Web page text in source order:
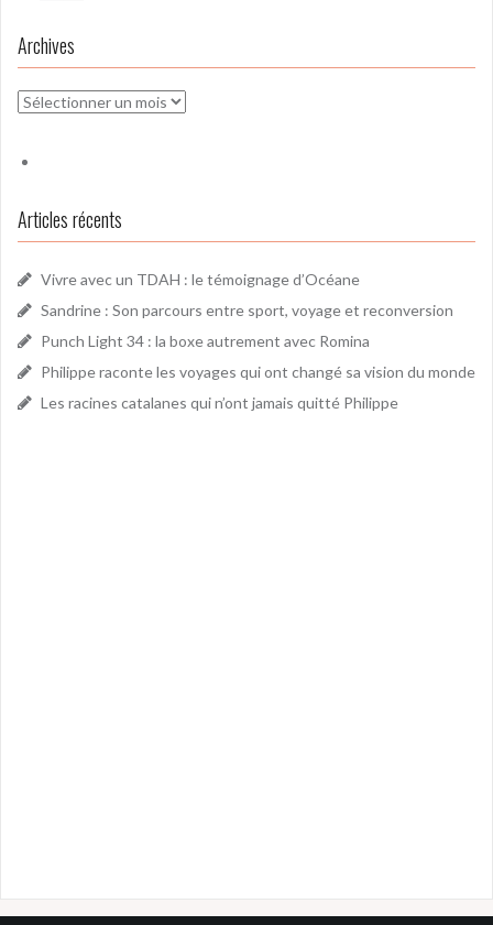
Archives
Archives
Articles récents
Vivre avec un TDAH : le témoignage d’Océane
Sandrine : Son parcours entre sport, voyage et reconversion
Punch Light 34 : la boxe autrement avec Romina
Philippe raconte les voyages qui ont changé sa vision du monde
Les racines catalanes qui n’ont jamais quitté Philippe